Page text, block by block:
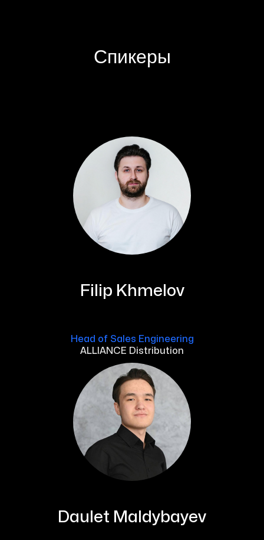
Спикеры
Filip Khmelov
Head of Sales Engineering
ALLIANCE Distribution
Daulet Maldybayev